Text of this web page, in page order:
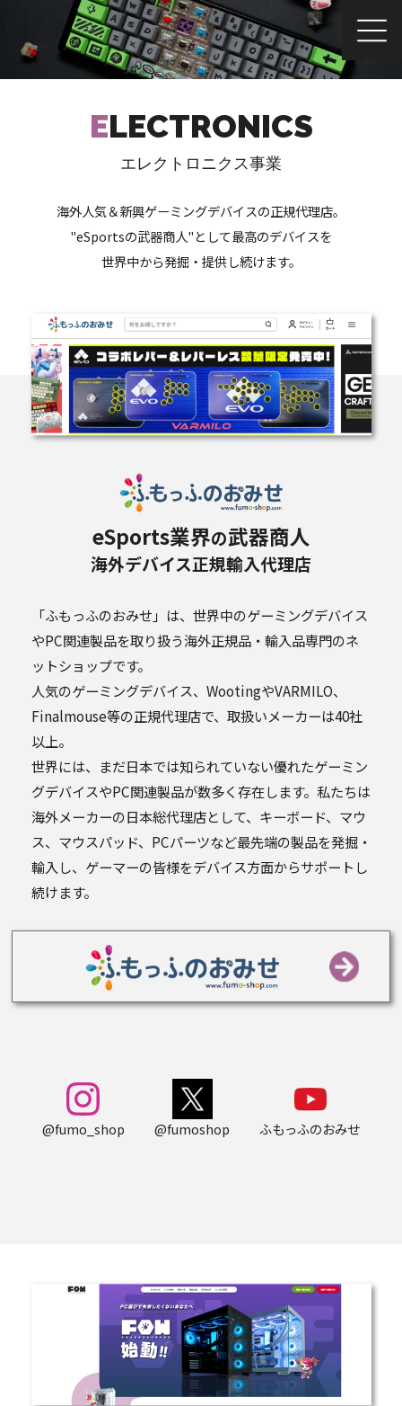
ELECTRONICS
エレクトロニクス事業
海外人気＆新興ゲーミングデバイスの正規代理店。
"eSportsの武器商人"として最高のデバイスを
世界中から発掘・提供し続けます。
eSports業界の武器商人
海外デバイス正規輸入代理店
「ふもっふのおみせ」は、世界中のゲーミングデバイス
やPC関連製品を取り扱う海外正規品・輸入品専門のネ
ットショップです。
人気のゲーミングデバイス、WootingやVARMILO、
Finalmouse等の正規代理店で、取扱いメーカーは40社
以上。
世界には、まだ日本では知られていない優れたゲーミン
グデバイスやPC関連製品が数多く存在します。私たちは
海外メーカーの日本総代理店として、キーボード、マウ
ス、マウスパッド、PCパーツなど最先端の製品を発掘・
輸入し、ゲーマーの皆様をデバイス方面からサポートし
続けます。
@fumo_shop @fumoshop ふもっふのおみせ